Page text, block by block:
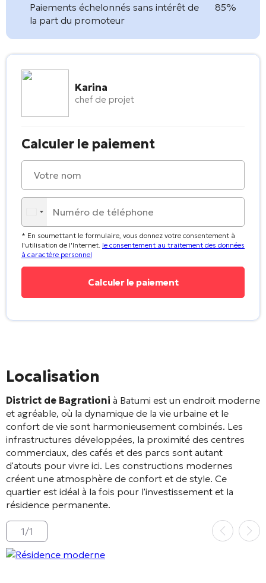
Paiements échelonnés sans intérêt de
la part du promoteur
85%
Karina
chef de projet
Calculer le paiement
* En soumettant le formulaire, vous donnez votre consentement à
l'utilisation de l'Internet. le consentement au traitement des données
à caractère personnel
Localisation
District de Bagrationi à Batumi est un endroit moderne
et agréable, où la dynamique de la vie urbaine et le
confort de vie sont harmonieusement combinés. Les
infrastructures développées, la proximité des centres
commerciaux, des cafés et des parcs sont autant
d'atouts pour vivre ici. Les constructions modernes
créent une atmosphère de confort et de style. Ce
quartier est idéal à la fois pour l'investissement et la
résidence permanente.
1/1